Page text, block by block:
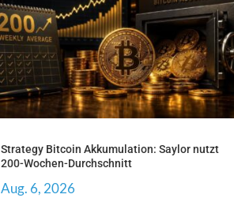
Strategy Bitcoin Akkumulation: Saylor nutzt
200-Wochen-Durchschnitt
Aug. 6, 2026